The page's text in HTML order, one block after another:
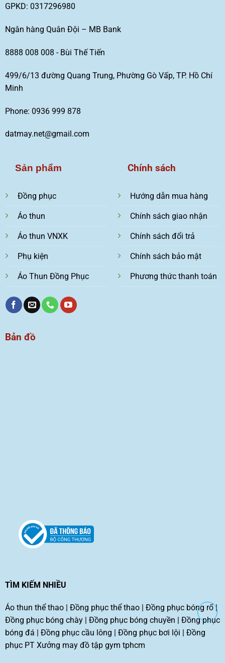
GPKD: 0317296980
Ngân hàng Quân Đội – MB Bank
8888 008 008 - Bùi Thế Tiến
499/6/13 đường Quang Trung, Phường Gò Vấp, TP. Hồ Chí
Minh
Phone: 0936 999 878
datmay.net@gmail.com
Sản phẩm
Đồng phục
Áo thun
Áo thun VNXK
Phụ kiện
Áo Thun Đồng Phục
Chính sách
Hướng dẫn mua hàng
Chính sách giao nhận
Chính sách đổi trả
Chính sách bảo mật
Phương thức thanh toán
Bản đồ
TÌM KIẾM NHIỀU
Áo thun thể thao| Đồng phục thể thao| Đồng phục bóng rổ|
Đồng phục bóng chày| Đồng phục bóng chuyền
Đồng phục
bóng đá
Đồng phục cầu lông Đồng phục bơi lội
Đồng
phục PT Xưởng may đồ tập gym tphcm